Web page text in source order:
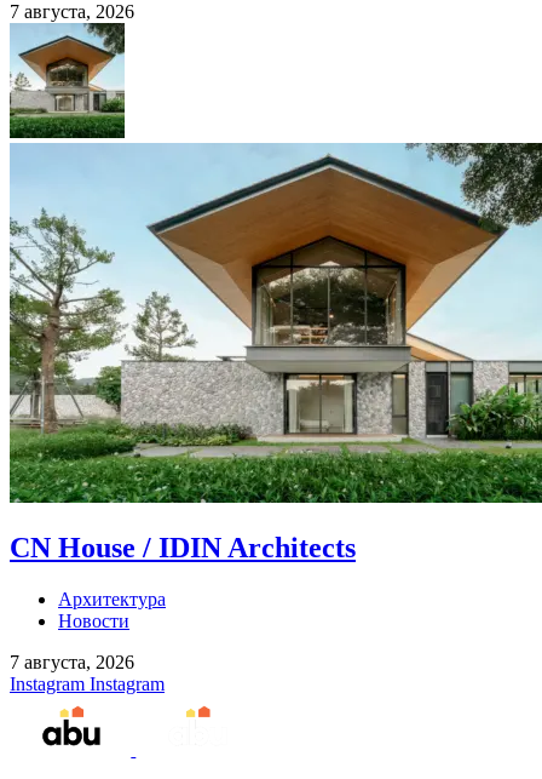
7 августа, 2026
CN House / IDIN Architects
Архитектура
Новости
7 августа, 2026
Instagram Instagram